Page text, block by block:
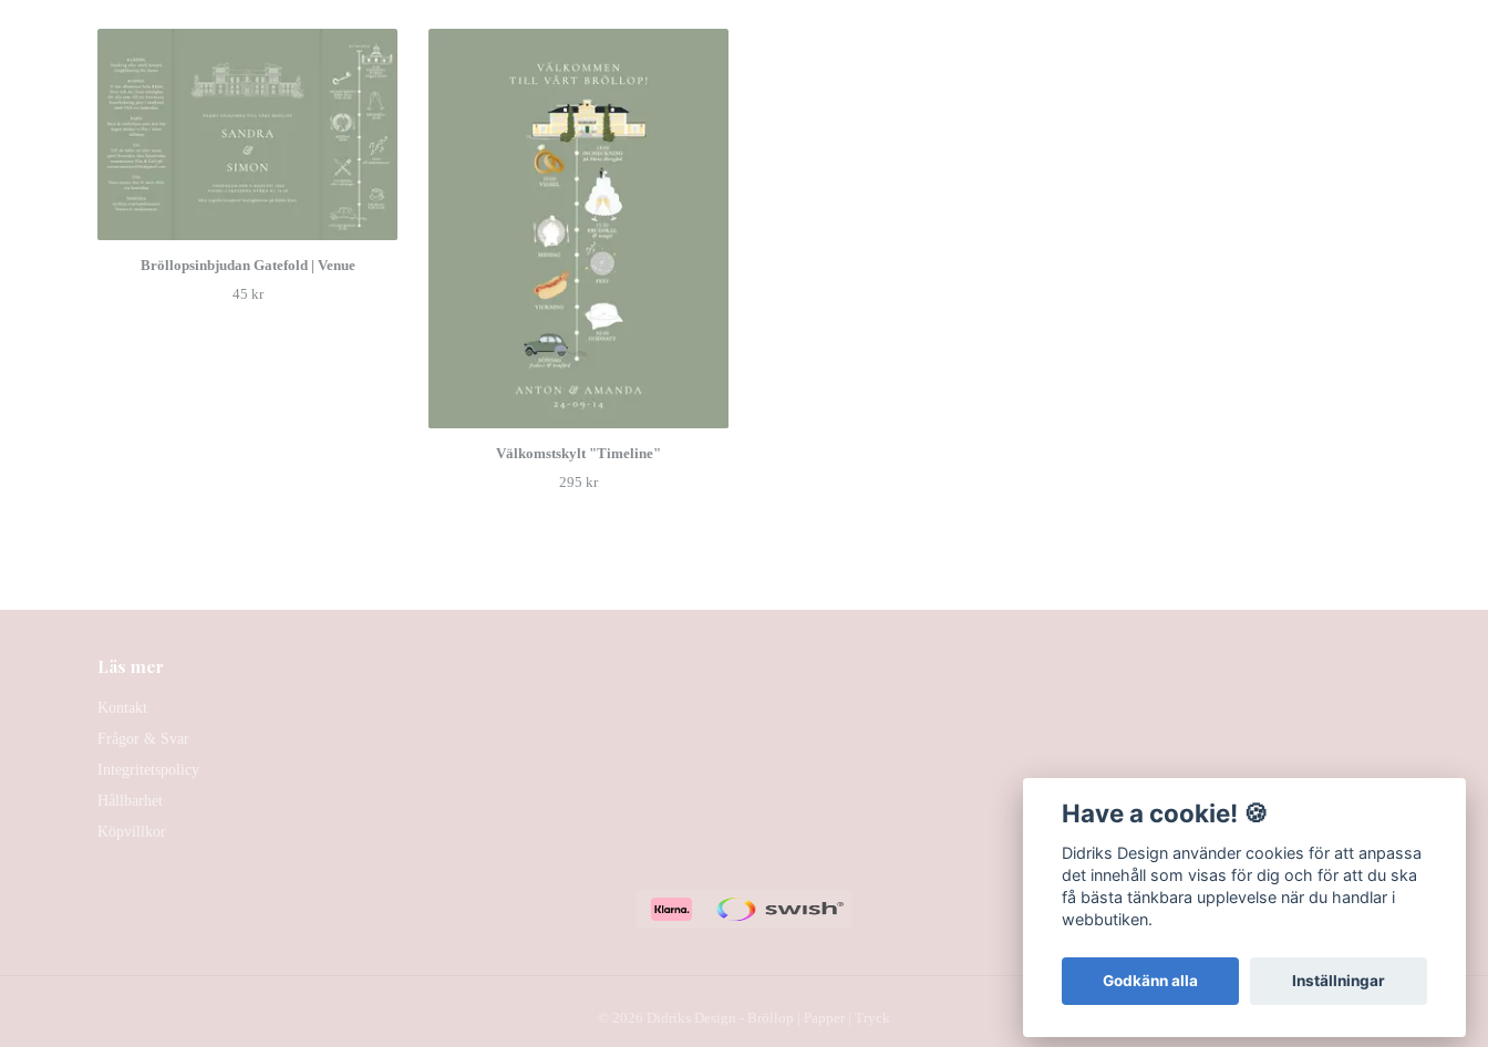
Bröllopsinbjudan Gatefold | Venue
45 kr
Välkomstskylt "Timeline"
295 kr
Läs mer
Kontakt
Frågor & Svar
Integritetspolicy
Hållbarhet
Köpvillkor
Have a cookie! 🍪
Didriks Design använder cookies för att anpassa
det innehåll som visas för dig och för att du ska
få bästa tänkbara upplevelse när du handlar i
webbutiken.
Godkänn alla Inställningar